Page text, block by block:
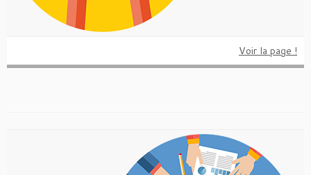
Voir la page !